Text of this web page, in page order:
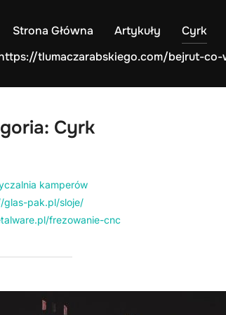
Strona Główna Artykuły Cyrk
tlumaczarabskiego.com/bejrut-
Cyrk
kamperów
glas-pak.pl/sloje/
frezowanie-cnc